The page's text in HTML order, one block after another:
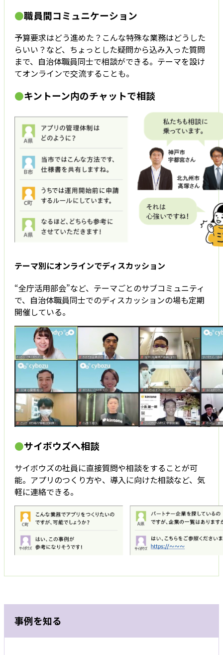
●職員間コミュニケーション
予算要求はどう進めた？こんな特殊な業務はどうした
らいい？など、ちょっとした疑問から込み入った質問
まで、自治体職員同士で相談ができる。テーマを設け
てオンラインで交流することも。
●キントーン内のチャットで相談
テーマ別にオンラインでディスカッション
“全庁活用部会”など、テーマごとのサブコミュニティ
で、自治体職員同士でのディスカッションの場も定期
開催している。
●サイボウズへ相談
サイボウズの社員に直接質問や相談をすることが可
能。アプリのつくり方や、導入に向けた相談など、気
軽に連絡できる。
事例を知る